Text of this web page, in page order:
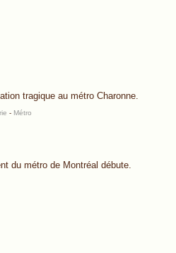
tragique au métro Charonne.
- Métro
du métro de Montréal débute.